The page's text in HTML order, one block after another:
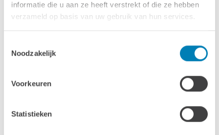
informatie die u aan ze heeft verstrekt of die ze hebben
verzameld op basis van uw gebruik van hun services.
Noodzakelijk
Voorkeuren
Statistieken
Paviljoen P3056
28 mm
VANAF